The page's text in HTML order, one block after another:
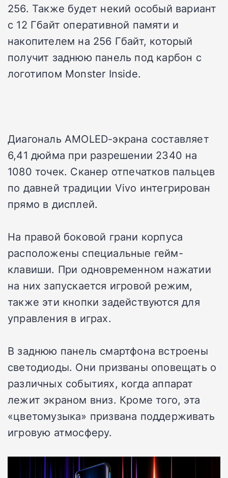
256. Также будет некий особый вариант
с 12 Гбайт оперативной памяти и
накопителем на 256 Гбайт, который
получит заднюю панель под карбон с
логотипом Monster Inside.
Диагональ AMOLED-экрана составляет
6,41 дюйма при разрешении 2340 на
1080 точек. Сканер отпечатков пальцев
по давней традиции Vivo интегрирован
прямо в дисплей.
На правой боковой грани корпуса
расположены специальные гейм-
клавиши. При одновременном нажатии
на них запускается игровой режим,
также эти кнопки задействуются для
управления в играх.
В заднюю панель смартфона встроены
светодиоды. Они призваны оповещать о
различных событиях, когда аппарат
лежит экраном вниз. Кроме того, эта
«цветомузыка» призвана поддерживать
игровую атмосферу.